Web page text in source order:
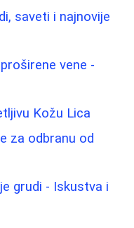
saveti i najnovije
vene -
Kožu Lica
za odbranu od
grudi - Iskustva i